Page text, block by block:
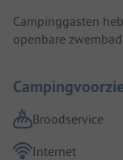
Campinggasten
openbare zwembad.
Broodservice
Internet